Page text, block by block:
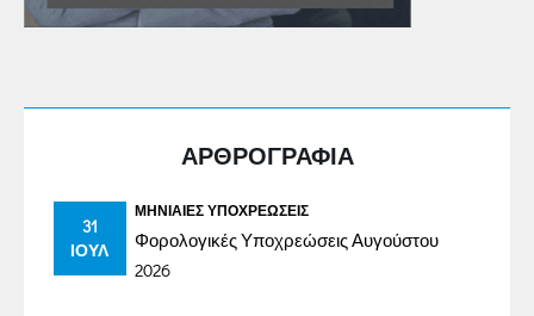
ΑΡΘΡΟΓΡΑΦΙΑ
31
ΙΟΎΛ
ΜΗΝΙΑΊΕΣ ΥΠΟΧΡΕΏΣΕΙΣ
Φορολογικές Υποχρεώσεις Αυγούστου
2026